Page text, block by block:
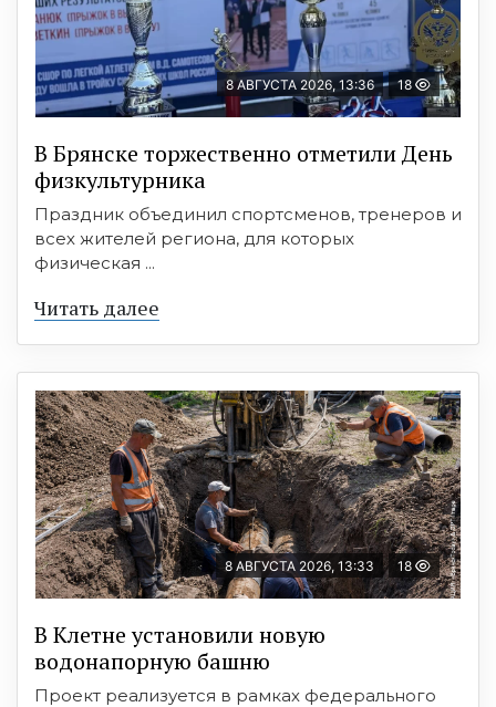
8 АВГУСТА 2026, 13:36 18
В Брянске торжественно отметили День
физкультурника
Праздник объединил спортсменов, тренеров и
всех жителей региона, для которых
физическая ...
Читать далее
8 АВГУСТА 2026, 13:33 18
В Клетне установили новую
водонапорную башню
Проект реализуется в рамках федерального